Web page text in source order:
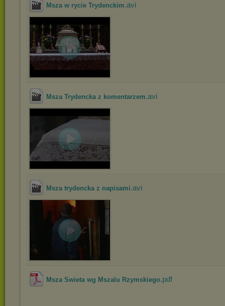
Msza w rycie Trydenckim.avi
Msza Trydencka z komentarzem.avi
Msza trydencka z napisami.avi
Msza Swieta wg Mszalu Rzymskiego.pdf